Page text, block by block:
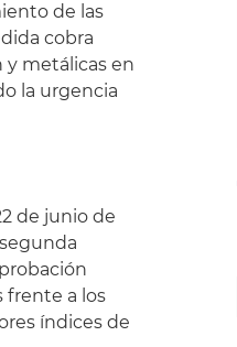
de las
cobra
y metálicas en
la urgencia
de junio de
frente a los
índices de